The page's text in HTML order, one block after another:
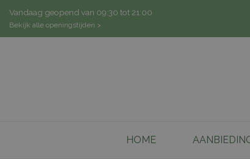
naar
content
Vandaag geopend van 09:30 tot21:00
Bekijk alle openingstijden >
HOME